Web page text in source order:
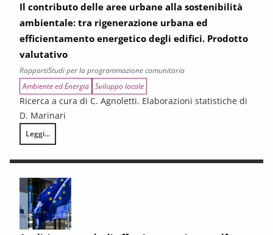
Il contributo delle aree urbane alla sostenibilità
ambientale: tra rigenerazione urbana ed
efficientamento energetico degli edifici. Prodotto
valutativo
RapportiStudi per la programmazione comunitaria
Ambiente ed Energia Sviluppo locale
Ricerca a cura di C. Agnoletti. Elaborazioni statistiche di
D. Marinari
Leggi...
Il contributo delle aree urbane alla sostenibilità ambientale: tra